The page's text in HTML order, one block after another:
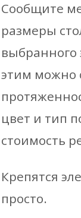
Сообщите
размеры
этим можно
цвет и тип
стоимость
Крепятся
просто.